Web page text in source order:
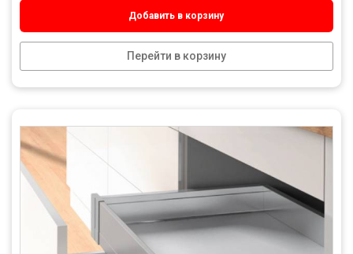
Добавить в корзину
Перейти в корзину